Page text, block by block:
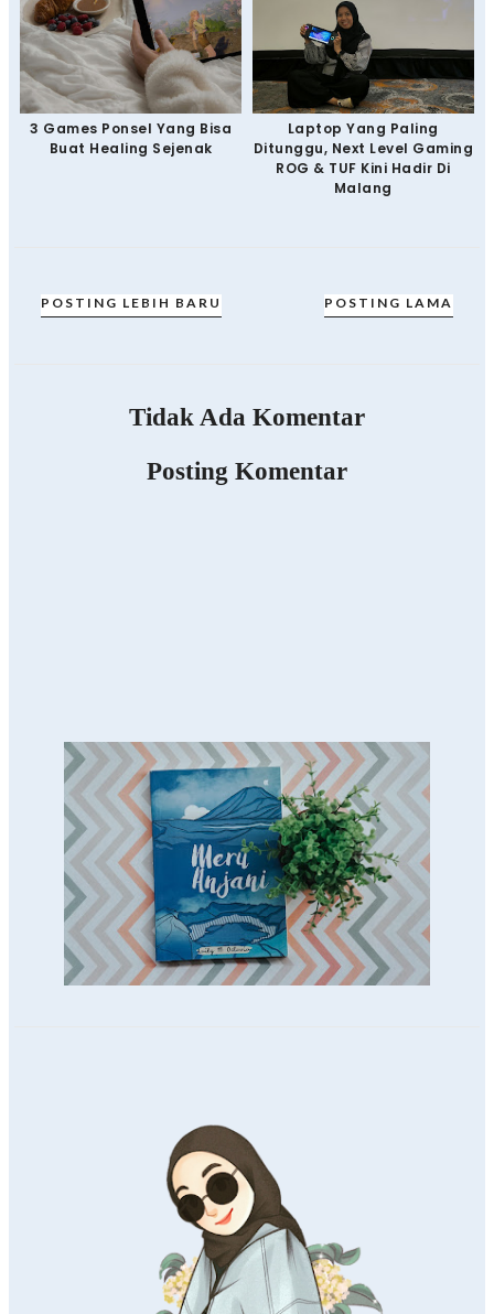
3 Games Ponsel Yang Bisa
Buat Healing Sejenak
Laptop Yang Paling
Ditunggu, Next Level Gaming
ROG & TUF Kini Hadir Di
Malang
POSTING LEBIH BARU POSTING LAMA
Tidak Ada Komentar
Posting Komentar